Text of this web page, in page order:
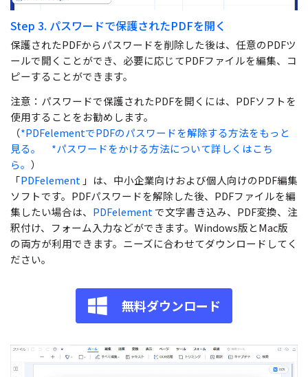
Step 3. パスワードで保護されたPDFを開く
保護されたPDFからパスワードを削除した後は、任意のPDFツ
ールで開くことができ、必要に応じてPDFファイルを編集、コ
ピーすることができます。
注意：パスワードで保護されたPDFを開くには、PDFソフトを
使用することをお勧めします。
（*PDFelementでPDFのパスワードを解除する方法をもっと
見る。
*パスワードをかける方法について詳しくはこち
ら。 ）
「PDFelement 」は、中小企業向けおよび個人向けのPDF編集
ソフトです。PDFパスワードを解除した後、PDFファイルを編
集したい場合は、 PDFelementで文字書き込み、PDF変換、注
釈付け、フォーム入力などができます。Windows版とMac版
の両方が利用できます。ニーズに合わせてダウンロードしてく
ださい。
無料ダウンロード